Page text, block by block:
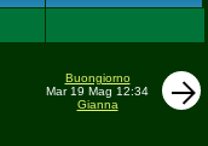
Buongiorno
Mar 19 Mag 12:34
Gianna